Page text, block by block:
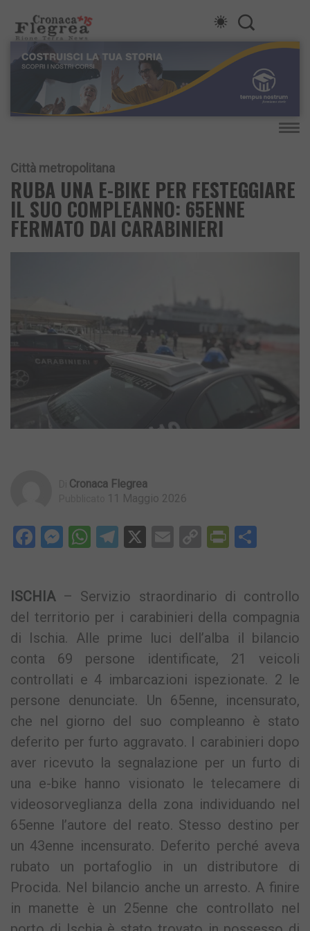
Città metropolitana
RUBA UNA E-BIKE PER FESTEGGIARE
IL SUO COMPLEANNO: 65ENNE
FERMATO DAI CARABINIERI
Cronaca Flegrea
11 Maggio 2026
Facebook
Messenger
WhatsApp
Telegram
X EmailCopy
ISCHIA– Servizio straordinario di controllo
del territorio per i carabinieri della compagnia
di Ischia. Alle prime luci dell’alba il bilancio
conta 69 persone identificate, 21 veicoli
controllati e 4 imbarcazioni ispezionate. 2 le
persone denunciate. Un 65enne, incensurato,
che nel giorno del suo compleanno è stato
deferito per furto aggravato. I carabinieri dopo
aver ricevuto la segnalazione per un furto di
una e-bike hanno visionato le telecamere di
videosorveglianza della zona individuando nel
65enne l’autore del reato. Stesso destino per
un 43enne incensurato. Deferito perché aveva
rubato un portafoglio in un distributore di
Procida. Nel bilancio anche un arresto. A finire
in manette è un 25enne che controllato nel